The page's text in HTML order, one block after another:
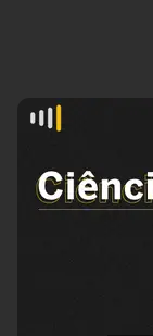
Agronegócios
Brasil Mineral
Ciência &
Tecnologia